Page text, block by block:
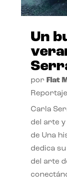
Un
por Flat
Reportaje
Carla
del arte
de Una
dedica
del arte